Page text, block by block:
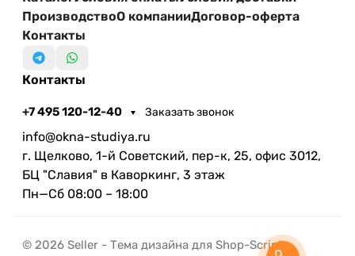
ПроизводствоО компанииДоговор-оферта
Контакты
Контакты
+7 495 120-12-40 Заказать звонок
info@okna-studiya.ru
г. Щелково, 1-й Советский, пер-к, 25, офис 3012,
БЦ "Славия" в Каворкинг, 3 этаж
Пн—Сб 08:00 – 18:00
© 2026 Seller - Тема дизайна для Shop-Script